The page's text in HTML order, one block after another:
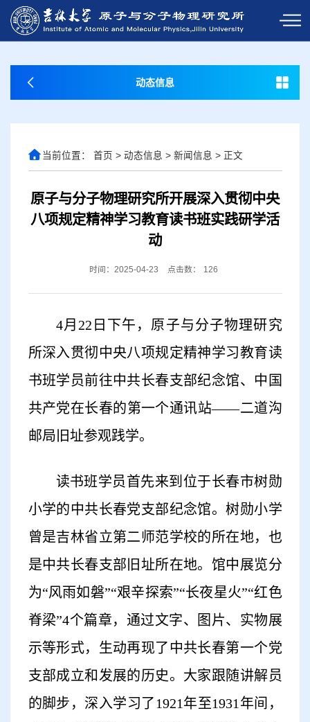
动态信息
当前位置： 首页 > 动态信息 > 新闻信息 > 正文
原子与分子物理研究所开展深入贯彻中央
八项规定精神学习教育读书班实践研学活
动
时间：2025-04-23 点击数： 126
4月 22 日下午，原子与分子物理研究
所深入贯彻中央八项规定精神学习教育读
书班学员前往中共长春支部纪念馆、中国
共产党在长春的第一个通讯站——二道沟
邮局旧址参观践学。
读书班学员首先来到位于长春市树勋
小学的中共长春党支部纪念馆。树勋小学
曾是吉林省立第二师范学校的所在地，也
是中共长春支部旧址所在地。馆中展览分
为“风雨如磐”“艰辛探索”“长夜星火”“红色
脊梁”4个篇章，通过文字、图片、实物展
示等形式，生动再现了中共长春第一个党
支部成立和发展的历史。大家跟随讲解员
的脚步，深入学习了1921年至1931 年间，